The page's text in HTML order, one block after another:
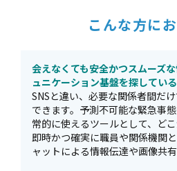
こんな方に
会えなくても安全かつスムーズ
ュニケーション基盤を探してい
SNSと違い、必要な関係者間だ
できます。予測不可能な緊急事
常的に使えるツールとして、ど
即時かつ確実に職員や関係機関
ャットによる情報伝達や画像共有